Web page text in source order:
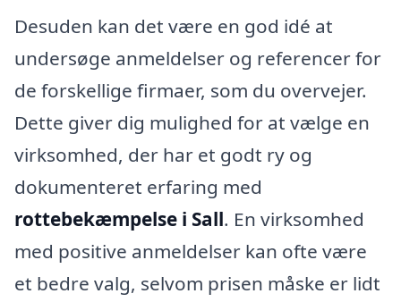
Desuden kan det være en god idé at
undersøge anmeldelser og referencer for
de forskellige firmaer, som du overvejer.
Dette giver dig mulighed for at vælge en
virksomhed, der har et godt ry og
dokumenteret erfaring med
rottebekæmpelse i Sall. En virksomhed
med positive anmeldelser kan ofte være
et bedre valg, selvom prisen måske er lidt